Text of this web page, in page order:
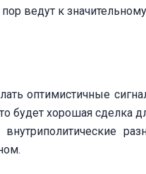
пор ведут к
оптимистичные
будет хорошая сделка